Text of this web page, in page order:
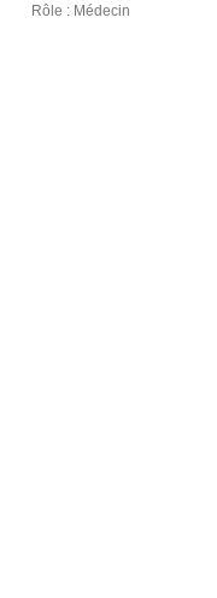
Rôle : Médecin